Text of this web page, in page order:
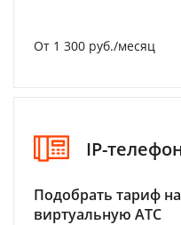
От 1 300 руб./месяц
IP-
Подобрать тариф
виртуальную АТС